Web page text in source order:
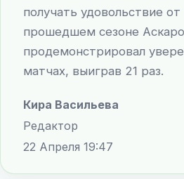
получать удовольствие
прошедшем сезоне
продемонстрировал
матчах, выиграв 21 раз.
Кира Васильева
Редактор
22 Апреля 19:47